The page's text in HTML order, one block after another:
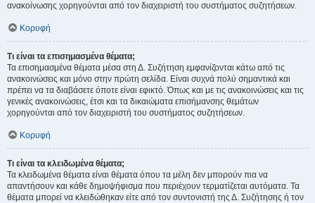
ανακοίνωσης χορηγούνται από τον διαχειριστή του συστήματος συζητήσεων.
Κορυφή
Τι είναι τα επισημασμένα θέματα;
Τα επισημασμένα θέματα μέσα στη Δ. Συζήτηση εμφανίζονται κάτω από τις
ανακοινώσεις και μόνο στην πρώτη σελίδα. Είναι συχνά πολύ σημαντικά και
πρέπει να τα διαβάσετε όποτε είναι εφικτό. Όπως και με τις ανακοινώσεις και τις
γενικές ανακοινώσεις, έτσι και τα δικαιώματα επισήμανσης θεμάτων
χορηγούνται από τον διαχειριστή του συστήματος συζητήσεων.
Κορυφή
Τι είναι τα κλειδωμένα θέματα;
Τα κλειδωμένα θέματα είναι θέματα όπου τα μέλη δεν μπορούν πια να
απαντήσουν και κάθε δημοψήφισμα που περιέχουν τερματίζεται αυτόματα. Τα
θέματα μπορεί να κλειδώθηκαν είτε από τον συντονιστή της Δ. Συζήτησης ή τον